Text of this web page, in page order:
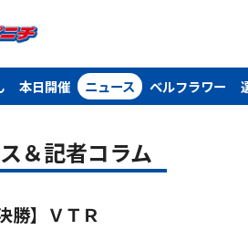
本日開催 ニュース ベルフラワー
＆記者コラム
勝】ＶＴＲ